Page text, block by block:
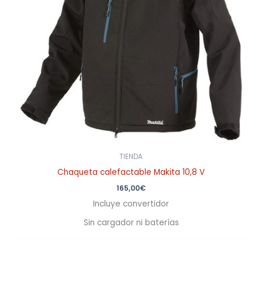
TIENDA
Chaqueta calefactable Makita 10,8 V
165,00€
Incluye convertidor
Sin cargador ni baterías